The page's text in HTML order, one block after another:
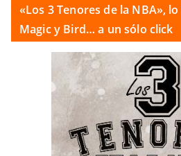
«Los 3 Tenores de la NBA»,
Magic y Bird… a un sólo click